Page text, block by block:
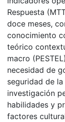
Respuesta
doce meses,
conocimiento
teórico
macro
necesidad de
seguridad de
investigación
habilidades y
factores